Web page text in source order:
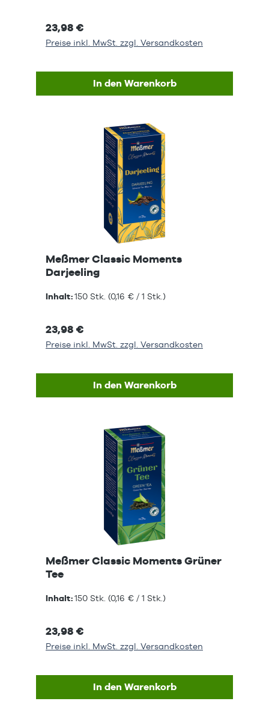
23,98 €
Preise inkl. MwSt. zzgl. Versandkosten
In den Warenkorb
Meßmer Classic Moments
Darjeeling
Inhalt:150 Stk. (0,16 € / 1 Stk.)
23,98 €
Preise inkl. MwSt. zzgl. Versandkosten
In den Warenkorb
Meßmer Classic Moments Grüner
Tee
Inhalt:150 Stk. (0,16 € / 1 Stk.)
23,98 €
Preise inkl. MwSt. zzgl. Versandkosten
In den Warenkorb